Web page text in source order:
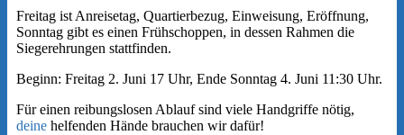
Freitag ist Anreisetag, Quartierbezug, Einweisung, Eröffnung,
Sonntag gibt es einen Frühschoppen, in dessen Rahmen die
Siegerehrungen stattfinden.
Beginn: Freitag 2. Juni 17 Uhr, Ende Sonntag 4. Juni 11:30 Uhr.
Für einen reibungslosen Ablauf sind viele Handgriffe nötig,
deine helfenden Hände brauchen wir dafür!